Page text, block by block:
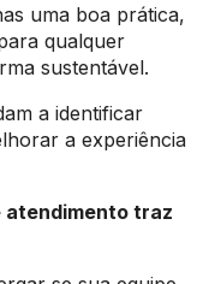
uma boa prática,
qualquer
sustentável.
a identificar
a experiência
atendimento traz